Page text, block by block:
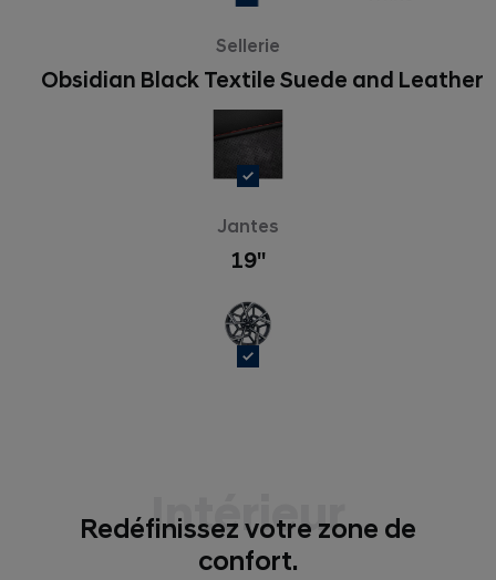
Sellerie
Obsidian Black Textile Suede and Leather
Jantes
19''
Intérieur
Redéfinissez votre zone de
confort.